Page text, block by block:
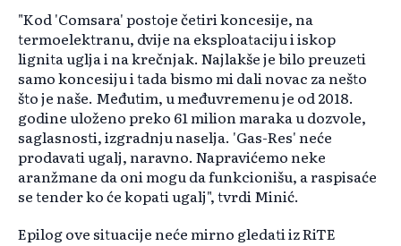
"Kod 'Comsara' postoje četiri koncesije, na
termoelektranu, dvije na eksploataciju i iskop
lignita uglja i na krečnjak. Najlakše je bilo preuzeti
samo koncesiju i tada bismo mi dali novac za nešto
što je naše. Međutim, u međuvremenu je od 2018.
godine uloženo preko 61 milion maraka u dozvole,
saglasnosti, izgradnju naselja. 'Gas-Res' neće
prodavati ugalj, naravno. Napravićemo neke
aranžmane da oni mogu da funkcionišu, a raspisaće
se tender ko će kopati ugalj", tvrdi Minić.
Epilog ove situacije neće mirno gledati iz RiTE